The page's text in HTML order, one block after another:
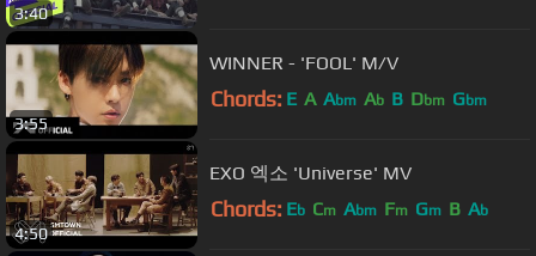
3:40
3:55
WINNER - 'FOOL' M/V
Chords: E A Abm Ab B Dbm Gbm
4:50
EXO 엑소 'Universe' MV
Chords: Eb Cm Abm Fm Gm B Ab